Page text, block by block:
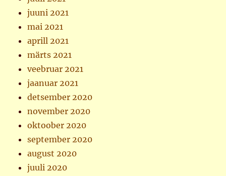
juuni 2021
mai 2021
aprill 2021
märts 2021
veebruar 2021
jaanuar 2021
detsember 2020
november 2020
oktoober 2020
september 2020
august 2020
juuli 2020